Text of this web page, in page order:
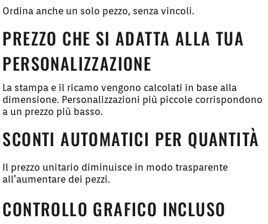
Ordina anche un solo pezzo, senza vincoli.
PREZZO CHE SI ADATTA ALLA TUA
PERSONALIZZAZIONE
La stampa e il ricamo vengono calcolati in base alla
dimensione. Personalizzazioni più piccole corrispondono
a un prezzo più basso.
SCONTI AUTOMATICI PER QUANTITÀ
Il prezzo unitario diminuisce in modo trasparente
all’aumentare dei pezzi.
CONTROLLO GRAFICO INCLUSO